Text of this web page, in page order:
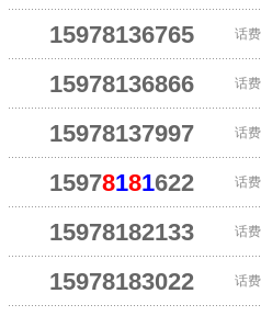
15978136765 话
15978136866 话
15978137997 话
15978181622 话
15978182133 话
15978183022 话